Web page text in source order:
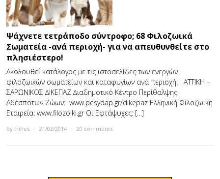
Ψάχνετε τετράποδο σύντροφο; 68 Φιλοζωικά
Σωματεία -ανά περιοχή- για να απευθυνθείτε στο
πλησιέστερο!
Ακολουθεί κατάλογος µε τις ιστοσελίδες των ενεργών
φιλοζωικών σωµατείων και καταφυγίων ανά περιοχή: ΑTTIKH –
ΣΑΡΩΝΙΚΟΣ ∆ΙΚΕΠΑΖ ∆ιαδηµοτικό Κέντρο Περίθαλψης
Αδέσποτων Ζώων: www.pesydap.gr/dikepaz Ελληνική Φιλοζωική
Εταιρεία: www.filozoiki.gr Οι Εφτάψυχες: […]
bytrihes 21/02/2014 20 comments